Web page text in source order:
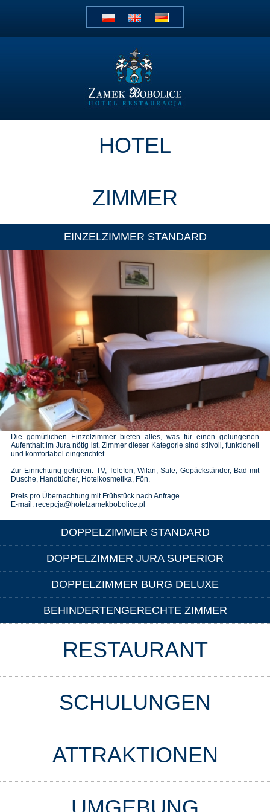
HOTEL
ZIMMER
EINZELZIMMER STANDARD
Die gemütlichen Einzelzimmer bieten alles, was für einen gelungenen
Aufenthalt im Jura nötig ist. Zimmer dieser Kategorie sind stilvoll, funktionell
und komfortabel eingerichtet.
Zur Einrichtung gehören: TV, Telefon, Wilan, Safe, Gepäckständer, Bad mit
Dusche, Handtücher, Hotelkosmetika, Fön.
Preis pro Übernachtung mit Frühstück nach Anfrage
E-mail: recepcja@hotelzamekbobolice.pl
DOPPELZIMMER STANDARD
DOPPELZIMMER JURA SUPERIOR
DOPPELZIMMER BURG DELUXE
BEHINDERTENGERECHTE ZIMMER
RESTAURANT
SCHULUNGEN
ATTRAKTIONEN